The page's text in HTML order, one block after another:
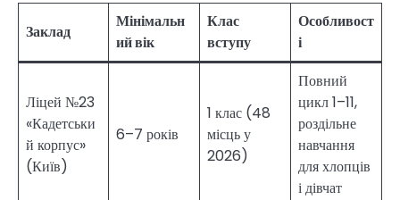
Заклад
Мінімальн
ий вік
Клас
вступу
Особливост
і
Ліцей №23
«Кадетськи
й корпус»
(Київ)
6–7 років
1 клас (48
місць у
2026)
Повний
цикл 1–11,
роздільне
навчання
для хлопців
і дівчат